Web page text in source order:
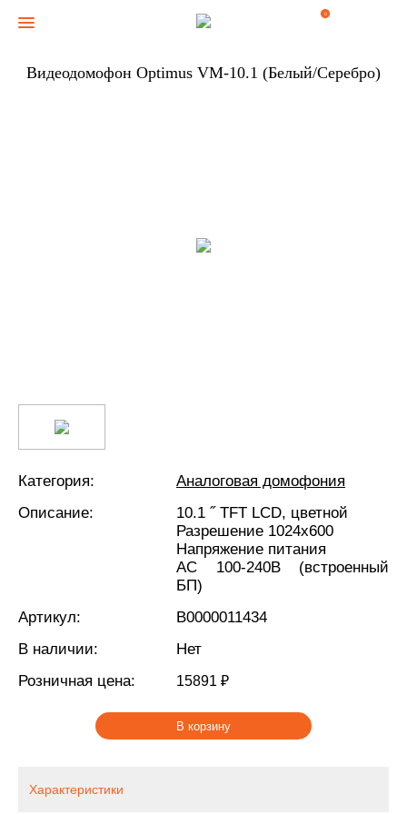
0
Видеодомофон Optimus VM-10.1 (Белый/Серебро)
Категория:
Аналоговая домофония
Описание:
10.1 ˝ TFT LCD, цветной
Разрешение 1024x600
Напряжение питания
АС 100-240В (встроенный
БП)
Артикул:
В0000011434
В наличии:
Нет
Розничная цена:
15891 ₽
В корзину
Характеристики